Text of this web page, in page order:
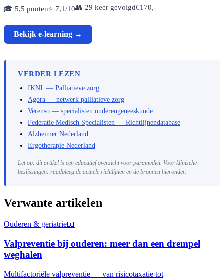
🎓 5,5 punten⭐ 7,1/10👥 29 keer gevolgd€170,-
Bekijk e-learning →
VERDER LEZEN
IKNL — Palliatieve zorg
Agora — netwerk palliatieve zorg
Verenso — specialisten ouderengeneeskunde
Federatie Medisch Specialisten — Richtlijnendatabase
Alzheimer Nederland
Ergotherapie Nederland
Let op: dit artikel is een educatief overzicht voor paramedici. Voor klinische
beslissingen: raadpleeg de actuele richtlijnen en de bronnen hieronder.
Verwante artikelen
Ouderen & geriatrie📖
Valpreventie bij ouderen: meer dan een drempel
weghalen
Multifactoriële valpreventie — van risicotaxatie tot